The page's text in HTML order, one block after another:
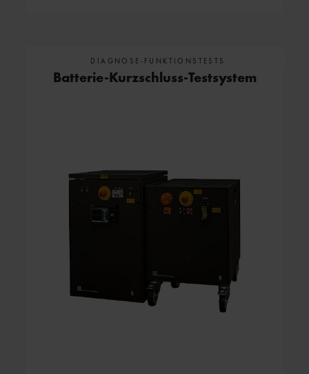
DIAGNOSE-FUNKTIONSTESTS
Batterie-Kurzschluss-Testsystem